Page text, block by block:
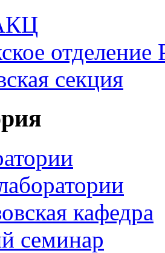
секция
кафедра
семинар